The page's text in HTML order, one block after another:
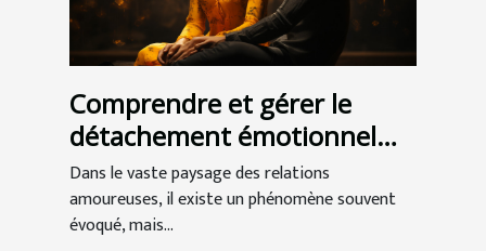
Comprendre et gérer le
détachement émotionnel
dans les relations
amoureuses
Dans le vaste paysage des relations
amoureuses, il existe un phénomène souvent
évoqué, mais...